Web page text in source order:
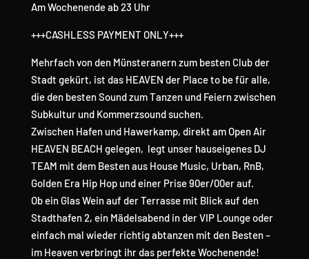
Am Wochenende ab 23 Uhr
+++CASHLESS PAYMENT ONLY+++
Mehrfach von den Münsteranern zum besten Club der
Stadt gekürt, ist das HEAVEN der Place to be für alle,
die den besten Sound zum Tanzen und Feiern zwischen
Subkultur und Kommerzsound suchen.
Zwischen Hafen und Hawerkamp, direkt am Open Air
HEAVEN BEACH gelegen, legt unser hauseigenes DJ
TEAM mit dem Besten aus House Music, Urban, RnB,
Golden Era Hip Hop und einer Prise 90er/00er auf.
Ob ein Glas Wein auf der Terrasse mit Blick auf den
Stadthafen 2, ein Mädelsabend in der VIP Lounge oder
einfach mal wieder richtig abtanzen mit den Besten –
im Heaven verbringt ihr das perfekte Wochenende!